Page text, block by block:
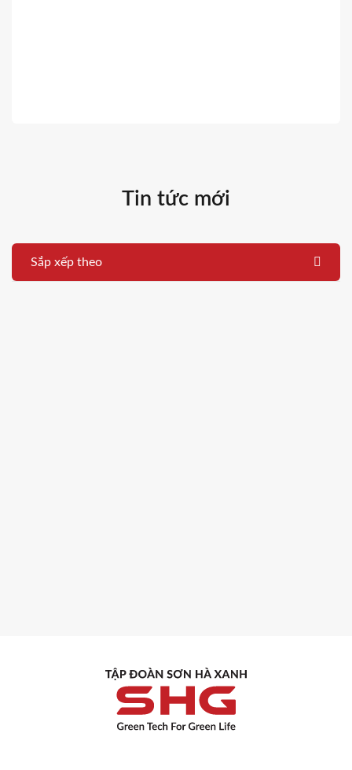
Tin tức mới
Sắp xếp theo
thế đối với đại gia đình Sơn Hà